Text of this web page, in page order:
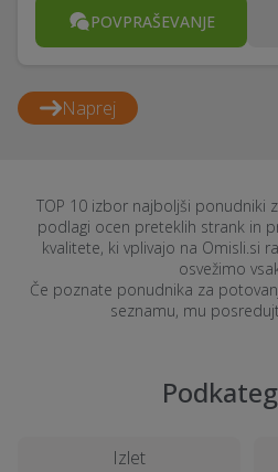
POVPRAŠEVANJE
Naprej
TOP 10 izbor najboljši ponudniki
podlagi ocen preteklih strank in
kvalitete, ki vplivajo na Omisli.si
osvežimo
Če poznate ponudnika za
seznamu, mu
Izlet